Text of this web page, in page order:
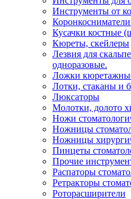
Инструменты от
Кусачки костные
Кюреты, скейлеры
Лезвия для
одноразовые.
Ложки
Лотки, стаканы и
Люксаторы
Молотки, долото
Ножи
Ножницы
Ножницы
Пинцеты
Прочие
Распаторы
Ретракторы
Роторасширители